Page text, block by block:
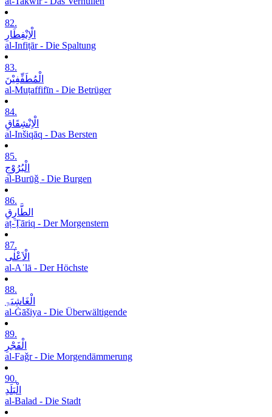
82.
الْاِنْفِطَارِ
al-Infiṭār - Die Spaltung
83.
الْمُطَفِّفِیْنَ
al-Muṭaffifīn - Die Betrüger
84.
الْاِنْشِقَاقِ
al-Inšiqāq - Das Bersten
85.
الْبُرُوْجِ
al-Burūǧ - Die Burgen
86.
الطَّارِقِ
aṭ-Ṭāriq - Der Morgenstern
87.
الْاَعْلٰی
al-Aʿlā - Der Höchste
88.
الْغَاشِیَۃِ
al-Ġāšiya - Die Überwältigende
89.
الْفَجْرِ
al-Faǧr - Die Morgendämmerung
90.
الْبَلَدِ
al-Balad - Die Stadt